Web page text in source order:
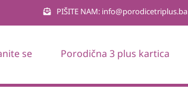
PIŠITE NAM: info@porodicetriplus.ba
se Porodična 3 plus kartica